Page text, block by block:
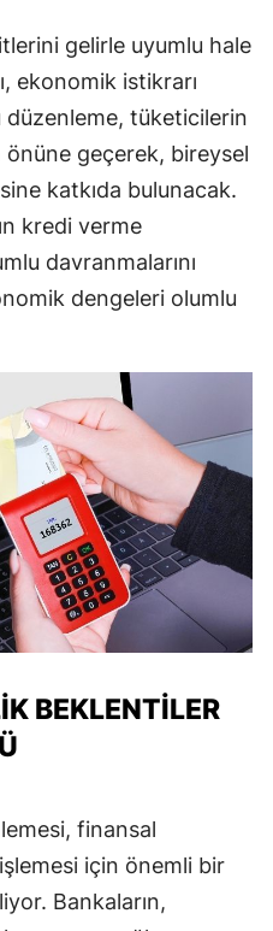
gelirle uyumlu hale
ekonomik istikrarı
düzenleme, tüketicilerin
önüne geçerek, bireysel
katkıda bulunacak.
kredi verme
davranmalarını
dengeleri olumlu
BEKLENTILER
finansal
işlemesi için önemli bir
Bankaların,